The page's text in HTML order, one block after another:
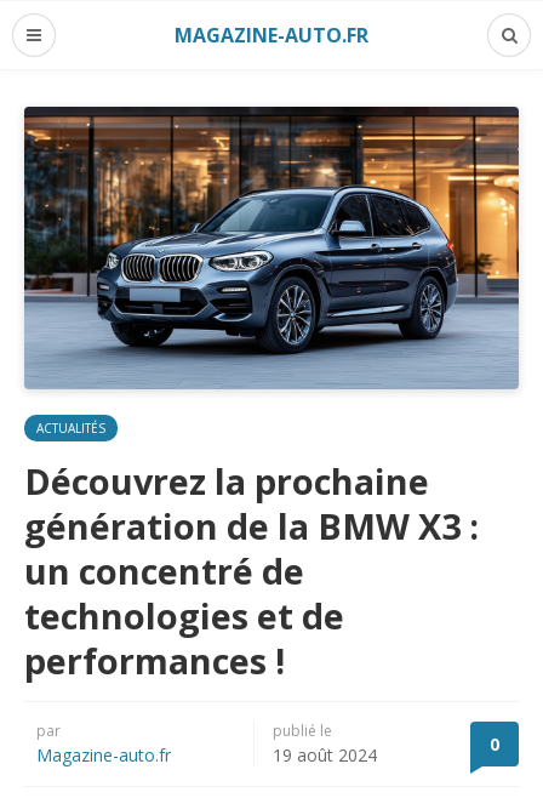
MAGAZINE-AUTO.FR
ACTUALITÉS
Découvrez la prochaine
génération de la BMW X3 :
un concentré de
technologies et de
performances !
par
Magazine-auto.fr
publié le
19 août 2024 0